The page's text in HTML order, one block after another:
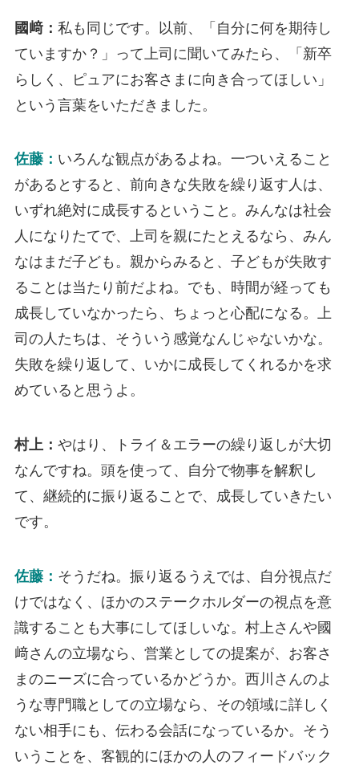
國﨑： 私も同じです。以前、「自分に何を期待し
ていますか？」って上司に聞いてみたら、「新卒
らしく、ピュアにお客さまに向き合ってほしい」
という言葉をいただきました。
佐藤： いろんな観点があるよね。一ついえること
があるとすると、前向きな失敗を繰り返す人は、
いずれ絶対に成長するということ。みんなは社会
人になりたてで、上司を親にたとえるなら、みん
なはまだ子ども。親からみると、子どもが失敗す
ることは当たり前だよね。でも、時間が経っても
成長していなかったら、ちょっと心配になる。上
司の人たちは、そういう感覚なんじゃないかな。
失敗を繰り返して、いかに成長してくれるかを求
めていると思うよ。
村上： やはり、トライ＆エラーの繰り返しが大切
なんですね。頭を使って、自分で物事を解釈し
て、継続的に振り返ることで、成長していきたい
です。
佐藤： そうだね。振り返るうえでは、自分視点だ
けではなく、ほかのステークホルダーの視点を意
識することも大事にしてほしいな。村上さんや國
﨑さんの立場なら、営業としての提案が、お客さ
まのニーズに合っているかどうか。西川さんのよ
うな専門職としての立場なら、その領域に詳しく
ない相手にも、伝わる会話になっているか。そう
いうことを、客観的にほかの人のフィードバック